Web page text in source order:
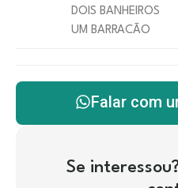
DOIS BANHEIROS
UM BARRACÃO
Falar com
Se